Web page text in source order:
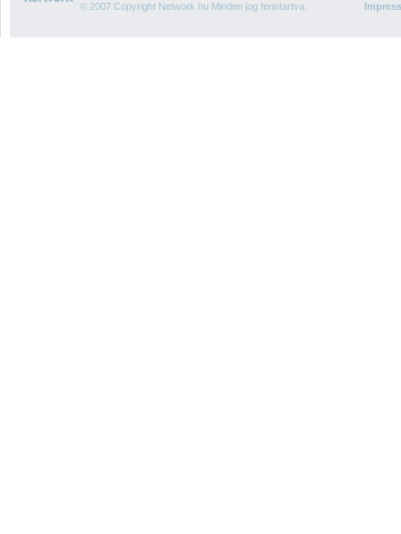
© 2007 Copyright Network.hu Minden jog fenntartva.